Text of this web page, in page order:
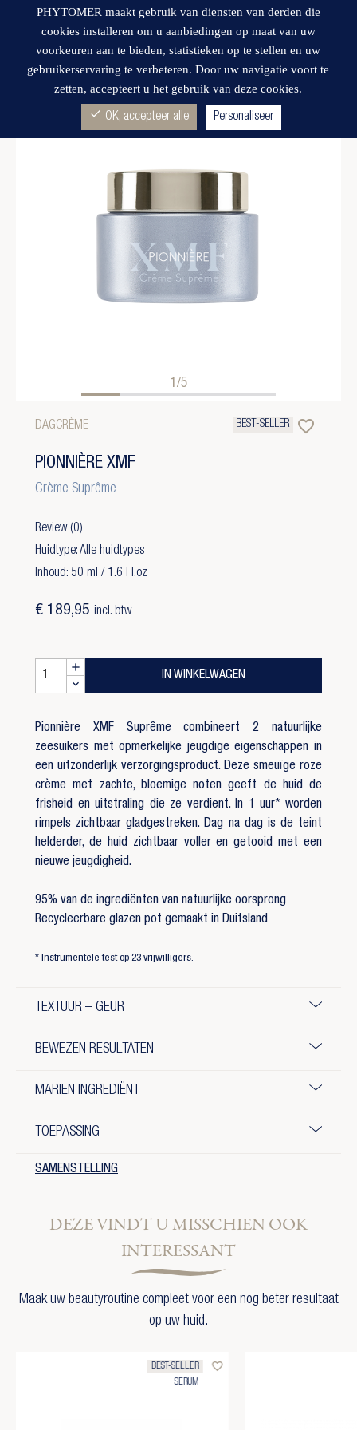
Wishlist
1/5
DAGCRÈME BEST-SELLER favorite_border
PIONNIÈRE XMF
Crème Suprême
Review (0)
Huidtype: Alle huidtypes
Inhoud: 50 ml / 1.6 Fl.oz
€ 189,95 incl. btw
IN WINKELWAGEN
Pionnière XMF Suprême combineert 2 natuurlijke
zeesuikers met opmerkelijke jeugdige eigenschappen in
een uitzonderlijk verzorgingsproduct. Deze smeuïge roze
crème met zachte, bloemige noten geeft de huid de
frisheid en uitstraling die ze verdient. In 1 uur* worden
rimpels zichtbaar gladgestreken. Dag na dag is de teint
helderder, de huid zichtbaar voller en getooid met een
nieuwe jeugdigheid.
95% van de ingrediënten van natuurlijke oorsprong
Recycleerbare glazen pot gemaakt in Duitsland
* Instrumentele test op 23 vrijwilligers.
TEXTUUR – GEUR
BEWEZEN RESULTATEN
MARIEN INGREDIËNT
TOEPASSING
SAMENSTELLING
DEZE VINDT U MISSCHIEN OOK
INTERESSANT
Maak uw beautyroutine compleet voor een nog beter resultaat
op uw huid.
BEST-SELLER
SERUM
favorite_border
PHYTOMER maakt gebruik van diensten van derden die
cookies installeren om u aanbiedingen op maat van uw
voorkeuren aan te bieden, statistieken op te stellen en uw
gebruikerservaring te verbeteren. Door uw navigatie voort te
zetten, accepteert u het gebruik van deze cookies.
check OK, accepteer alle Personaliseer